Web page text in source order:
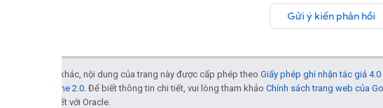
Gửi ý kiến phản hồi
Trừ phi có lưu ý khác, nội dung của trang này được cấp phép theo Giấy phép ghi nhận tác giả
Giấy phép Apache 2.0 . Để biết thông tin chi tiết, vui lòng tham khảo Chính sách trang web của
các đơn vị liên kết với Oracle.